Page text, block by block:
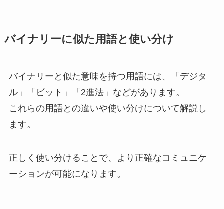
バイナリーに似た用語と使い分け
バイナリーと似た意味を持つ用語には、「デジタ
ル」「ビット」「2進法」などがあります。
これらの用語との違いや使い分けについて解説し
ます。
正しく使い分けることで、より正確なコミュニケ
ーションが可能になります。